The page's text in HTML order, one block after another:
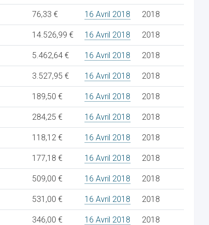
76,33 € 16 Avril 2018 2018
14.526,99 € 16 Avril 2018 2018
5.462,64 € 16 Avril 2018 2018
3.527,95 € 16 Avril 2018 2018
189,50 € 16 Avril 2018 2018
284,25 € 16 Avril 2018 2018
118,12 € 16 Avril 2018 2018
177,18 € 16 Avril 2018 2018
509,00 € 16 Avril 2018 2018
531,00 € 16 Avril 2018 2018
346,00 € 16 Avril 2018 2018